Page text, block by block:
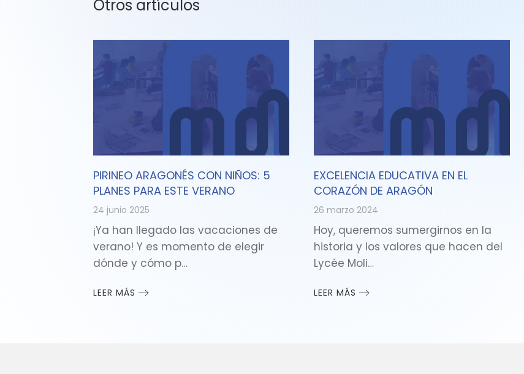
Otros artículos
PIRINEO ARAGONÉS CON NIÑOS: 5
PLANES PARA ESTE VERANO
24 junio 2025
¡Ya han llegado las vacaciones de
verano! Y es momento de elegir
dónde y cómo p…
LEER MÁS
EXCELENCIA EDUCATIVA EN EL
CORAZÓN DE ARAGÓN
26 marzo 2024
Hoy, queremos sumergirnos en la
historia y los valores que hacen del
Lycée Moli…
LEER MÁS